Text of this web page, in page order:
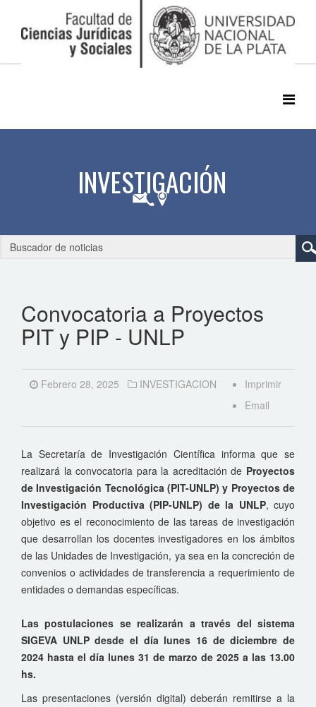
Convocatoria a Proyectos
PIT y PIP - UNLP
Febrero 28, 2025 INVESTIGACION
Imprimir
Email
La Secretaría de Investigación Científica informa que se
realizará la convocatoria para la acreditación de Proyectos
de Investigación Tecnológica (PIT-UNLP) y Proyectos de
Investigación Productiva (PIP-UNLP) de la UNLP, cuyo
objetivo es el reconocimiento de las tareas de investigación
que desarrollan los docentes investigadores en los ámbitos
de las Unidades de Investigación, ya sea en la concreción de
convenios o actividades de transferencia a requerimiento de
entidades o demandas específicas.
Las postulaciones se realizarán a través del sistema
SIGEVA UNLP desde el día lunes 16 de diciembre de
2024 hasta el día lunes 31 de marzo de 2025 a las 13.00
hs.
Las presentaciones (versión digital) deberán remitirse a la